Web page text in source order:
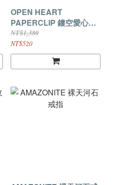
OPEN HEART
PAPERCLIP 鏤空愛心玫
瑰金手鍊
NT$1,380
NT$520